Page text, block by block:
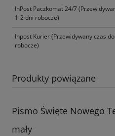
InPost Paczkomat 24/7
1-2 dni robocze)
Inpost Kurier(Przewidywany czas
robocze)
Produkty powiązane
Pismo Święte Nowego
mały